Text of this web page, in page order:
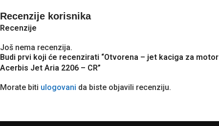
Recenzije korisnika
Recenzije
Još nema recenzija.
Budi prvi koji će recenzirati “Otvorena – jet kaciga za motor
Acerbis Jet Aria 2206 – CR”
Morate biti ulogovani da biste objavili recenziju.